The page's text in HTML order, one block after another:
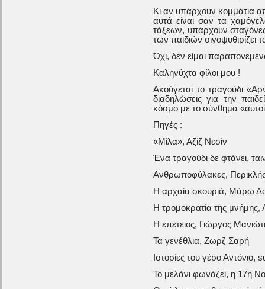
Κι αν υπάρχουν κομμάτια
αυτά είναι σαν τα
τάξεων, υπάρχουν
των παιδιών σιγοψυθιρίζει
Όχι, δεν είμαι
Καληνύχτα φίλοι μου !
Ακούγεται το τραγούδι
διαδηλώσεις για την
κόσμο με το σύνθημα
Πηγές :
«Μίλα», Αζίζ Νεσίν
Ένα τραγούδι δε φτάνει,
Ανθρωποφύλακες,
Η αρχαία σκουριά, Μάρω
Η τρομοκρατία της μνήμης,
Η επέτειος, Γιώργος
Τα γενέθλια, Ζωρζ Σαρή
Ιστορίες του γέρο
Το μελάνι φωνάζει, η 17η